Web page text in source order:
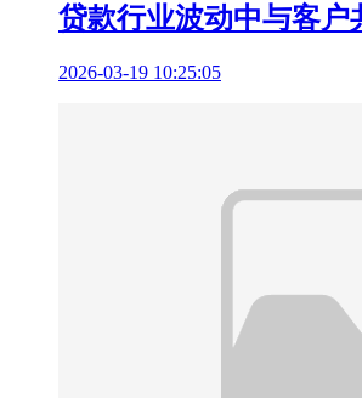
贷款行业波动中与客户
2026-03-19 10:25:05